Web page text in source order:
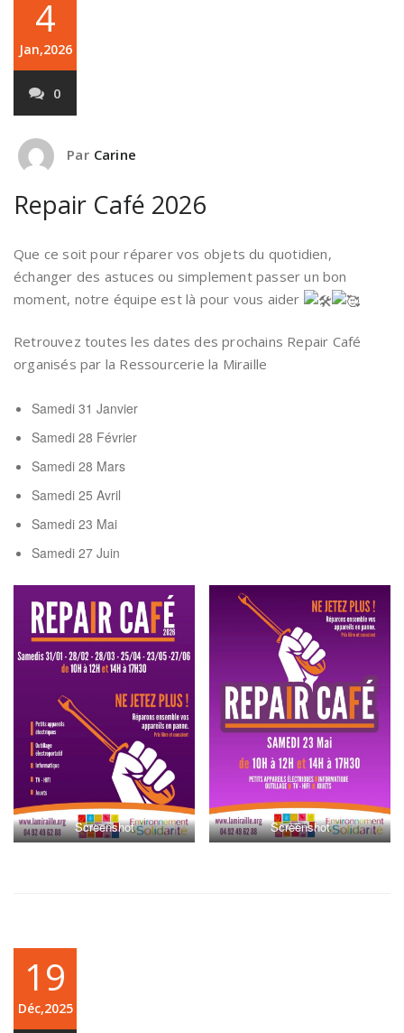
4
Jan,2026
0
Par Carine
Repair Café 2026
Que ce soit pour réparer vos objets du quotidien,
échanger des astuces ou simplement passer un bon
moment, notre équipe est là pour vous aider
Retrouvez toutes les dates des prochains Repair Café
organisés par la Ressourcerie la Miraille
Samedi 31 Janvier
Samedi 28 Février
Samedi 28 Mars
Samedi 25 Avril
Samedi 23 Mai
Samedi 27 Juin
Screenshot Screenshot
19
Déc,2025